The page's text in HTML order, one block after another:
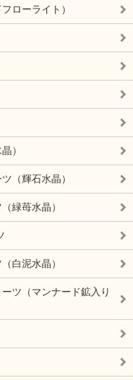
ローライト）
）
（輝石水晶）
緑苺水晶）
白泥水晶）
ツ（マンナード鉱入り